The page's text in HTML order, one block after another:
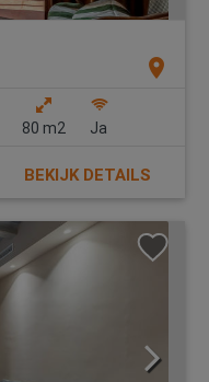
location_on
80 m2
Ja
BEKIJK DETAILS